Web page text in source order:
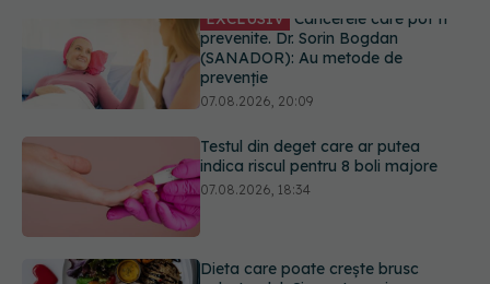
Testul din deget care ar putea
indica riscul pentru 8 boli majore
07.08.2026, 18:34
Dieta care poate crește brusc
colesterolul. Cine este mai expus